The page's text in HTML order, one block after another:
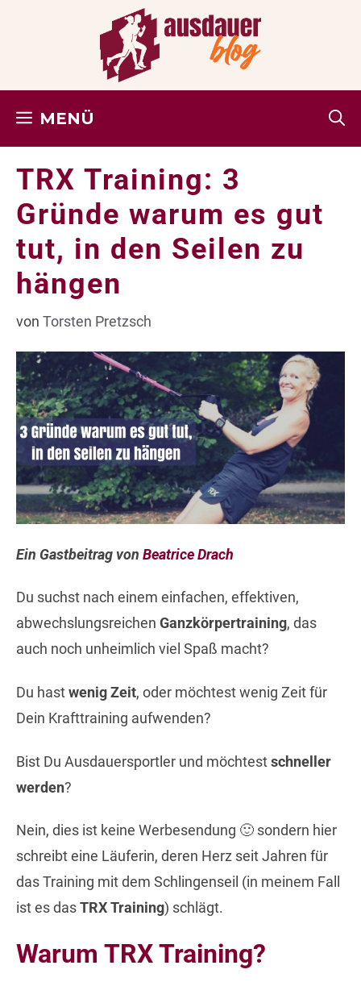
MENÜ
TRX Training: 3
Gründe warum es gut
tut, in den Seilen zu
hängen
von Torsten Pretzsch
Ein Gastbeitrag von Beatrice Drach
Du suchst nach einem einfachen, effektiven,
abwechslungsreichen Ganzkörpertraining, das
auch noch unheimlich viel Spaß macht?
Du hastwenig Zeit, oder möchtest wenig Zeit für
Dein Krafttraining aufwenden?
Bist Du Ausdauersportler und möchtestschneller
werden?
Nein, dies ist keine Werbesendung 🙂 sondern hier
schreibt eine Läuferin, deren Herz seit Jahren für
das Training mit dem Schlingenseil (in meinem Fall
ist es dasTRX Training) schlägt.
Warum TRX Training?